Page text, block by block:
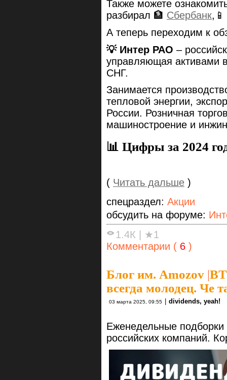
Также можете
разбирал 🏦 Сбербанк
А теперь переходим к
💡 Интер РАО –
управляющая активами
СНГ.
Занимается
тепловой энергии,
России. Розничная
машиностроение и
📊 Цифры за 2024
( Читать дальше )
спецраздел: Акции
обсудить на форуме:
1.4К
★1
Комментарии ( 6 )
Блог им. Amozov |
всегда молодец. Че
03 марта 2025, 09:55 dividends, yeah!
Еженедельные
российских компаний.